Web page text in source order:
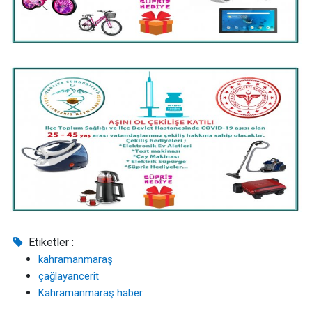
Etiketler :
kahramanmaraş
çağlayancerit
Kahramanmaraş haber